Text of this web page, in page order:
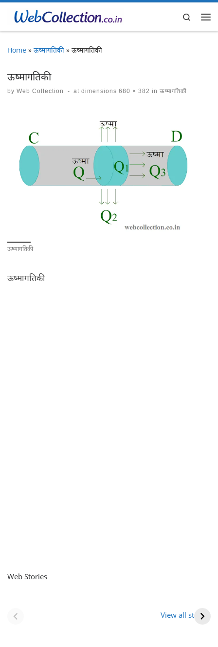
Skip to content
Search
Home » ऊष्मागतिकी » ऊष्मागतिकी
ऊष्मागतिकी
by Web Collection - at dimensions 680 × 382 in ऊष्मागतिकी
ऊष्मागतिकी
ऊष्मागतिकी
Web Stories
View all stories
(राजस्थान) |
Formation Of New
आभूषण (women’s